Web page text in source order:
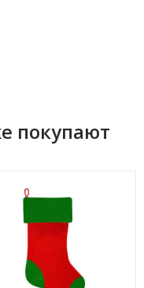
покупают